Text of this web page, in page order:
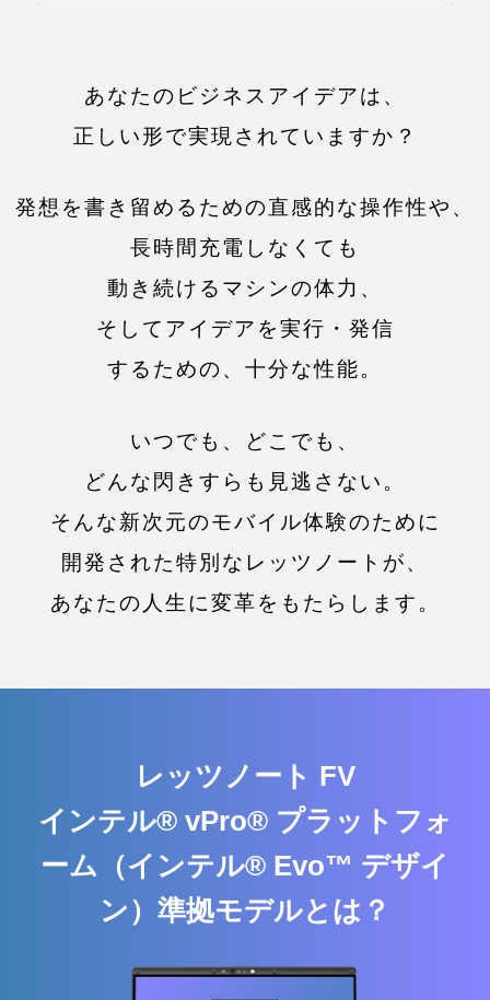
あなたのビジネスアイデアは、
正しい形で実現されていますか？
発想を書き留めるための直感的な操作性や、
長時間充電しなくても
動き続けるマシンの体力、
そしてアイデアを実行・発信
するための、十分な性能。
いつでも、どこでも、
どんな閃きすらも見逃さない。
そんな新次元のモバイル体験のために
開発された特別なレッツノートが、
あなたの人生に変革をもたらします。
レッツノート FV
インテル® vPro® プラットフォ
ーム（インテル® Evo™ デザイ
ン）準拠モデルとは？